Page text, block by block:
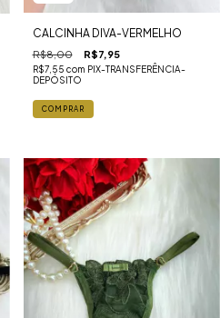
CALCINHA DIVA-VERMELHO
R$8,00 R$7,95
R$7,55 com PIX-TRANSFERÊNCIA-
DEPÓSITO